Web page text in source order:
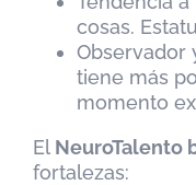
cosas.
Observador
tiene más
momento
El NeuroTalento
fortalezas: